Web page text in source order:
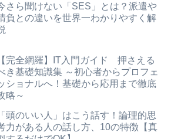
さら聞けない「SES」とは？派遣や
負との違いを世界一わかりやすく解
【完全網羅】IT入門ガイド 押さえる
き基礎知識集 ～初心者からプロフェ
ショナルへ！基礎から応用まで徹底
略～
「頭のいい人」はこう話す！論理的思
力がある人の話し方、10の特徴【真